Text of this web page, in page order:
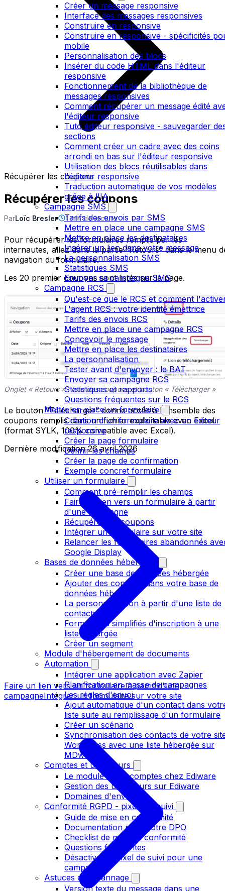
Créer un message responsive
Interface des messages responsives
Construire en responsive
Construire en responsive - spécificités
mobile
Personnalisation des blocs
Insérer du code HTML dans l'éditeur
responsive
Fonctionnement de la bibliothèque de
messages responsives
Comment récupérer un message édité
l'éditeur responsive
Tuto éditeur responsive - sauvegarder
sections
Comment créer un cadre avec des coins
arrondi en bas sur l'éditeur responsive
Utilisation des blocs réutilisables dans
l'éditeur responsive
Traduction automatique de vos modèles
grâce à l'IA
Campagne SMS
Tarifs des envois par SMS
Mettre en place une campagne SMS
Mettre en place les destinataires
Insérer un lien dans votre message
La personnalisation SMS
Statistiques SMS
Envoyer sa campagne SMS
Campagne RCS
Qu'est-ce que le RCS et comment
L'agent RCS : votre identité émettrice
Tarifs des envois RCS
Mettre en place une campagne RCS
Concevoir le message
Mettre en place les destinataires
La personnalisation
Tester avant d'envoyer : le BAT
Envoyer sa campagne RCS
Statistiques et rapports
Questions fréquentes sur le RCS
Mettre en place un formulaire
Création d'un formulaire avec un éditeur
responsive
Créer la page formulaire
Définir les champs
Créer la page de confirmation
Exemple concret formulaire
Utiliser un formulaire
Comment pré-remplir les champs
Faire un lien vers un formulaire à partir
d'une campagne
Récupérer les coupons
Intégrer un formulaire sur votre site
Relancer les formulaires abandonnés
Google Display
Bases de données hébergées
Créer une base de données hébergée
Ajouter des contacts dans votre base de
données hébergée
La personnalisation à partir d'une liste de
contacts
Formulaires simplifiés d'inscription à une
liste hébergée
Créer un segment
Module d'hébergement de documents
Automation
Intégrer une application avec Zapier
Planification en masse de campagnes
Les règles d'envoi
Ajout automatique d'un contact dans
liste suite au remplissage d'un formulaire
Créer un scénario
Synchronisation des contacts de votre
Wordpress avec une liste hébergée sur
MDworks
Comptes et utilisateurs
Le module Sous-comptes chez Ediware
Gestion des utilisateurs sur Ediware
Domaines d'envoi
Conformité RGPD - pixels de suivi
Guide de mise en conformité
Documentation pour votre DPO
Checklist de mise en conformité
Questions fréquentes
Désactiver le pixel de suivi pour une
campagne
Astuces et dépannage
Version texte du message dans une
Récupérer les coupons
Récupérer les coupons
ParLoïc Bresler 1 min de lecture
Pour récupérer les formulaires remplis par les
internautes, allez dans la partie “Retours” dans le menu
navigation du formulaire.
Les 20 premier coupons sont listés sur la page.
Onglet « Retours » : liste des coupons et bouton « Télécharger »
Le bouton “Télécharger” donne accès à l’ensemble des
coupons remplis dans un fichier exploitable avec Excel
(format SYLK, 100% compatible avec Excel).
Dernière modification26 avril 2026
Faire un lien vers un formulaire à partir d'une
campagneIntégrer un formulaire sur votre site